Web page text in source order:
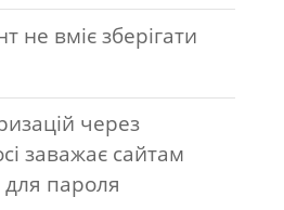
не вміє зберігати
через
заважає сайтам
пароля